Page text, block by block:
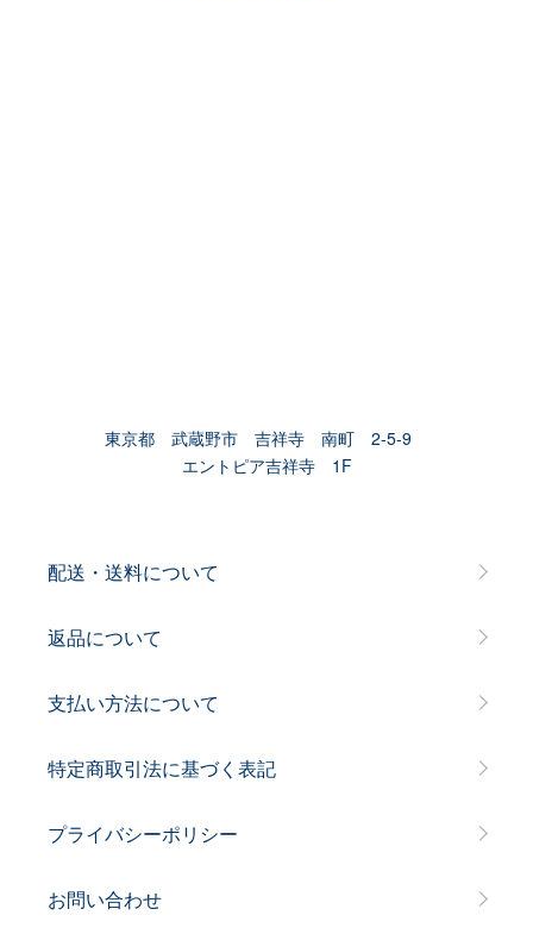
東京都 武蔵野市 吉祥寺 南町 2-5-9
エントピア吉祥寺 1F
配送・送料について
返品について
支払い方法について
特定商取引法に基づく表記
プライバシーポリシー
お問い合わせ